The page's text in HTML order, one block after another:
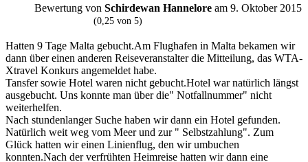
Bewertung von Schirdewan Hannelore am 9. Oktober 2015
(0,25 von 5)
Hatten 9 Tage Malta gebucht.Am Flughafen in Malta bekamen wir
dann über einen anderen Reiseveranstalter die Mitteilung, das WTA-
Xtravel Konkurs angemeldet habe.
Tansfer sowie Hotel waren nicht gebucht.Hotel war natürlich längst
ausgebucht. Uns konnte man über die" Notfallnummer" nicht
weiterhelfen.
Nach stundenlanger Suche haben wir dann ein Hotel gefunden.
Natürlich weit weg vom Meer und zur " Selbstzahlung". Zum
Glück hatten wir einen Linienflug, den wir umbuchen
konnten.Nach der verfrühten Heimreise hatten wir dann eine